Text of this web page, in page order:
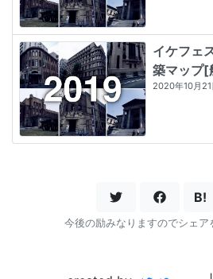
イケフェ
築マップ[
2020年10月21
B!
今後の励みなりますのでシェア